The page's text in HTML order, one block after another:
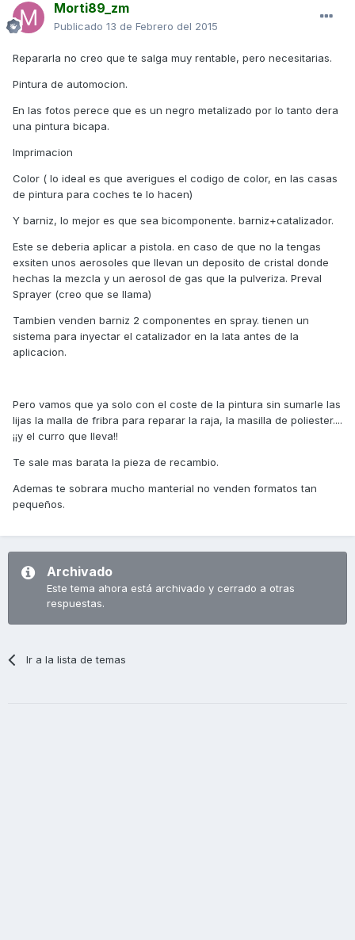
Morti89_zm
Publicado 13 de Febrero del 2015
Repararla no creo que te salga muy rentable, pero necesitarias.
Pintura de automocion.
En las fotos perece que es un negro metalizado por lo tanto dera
una pintura bicapa.
Imprimacion
Color ( lo ideal es que averigues el codigo de color, en las casas
de pintura para coches te lo hacen)
Y barniz, lo mejor es que sea bicomponente. barniz+catalizador.
Este se deberia aplicar a pistola. en caso de que no la tengas
exsiten unos aerosoles que llevan un deposito de cristal donde
hechas la mezcla y un aerosol de gas que la pulveriza. Preval
Sprayer (creo que se llama)
Tambien venden barniz 2 componentes en spray. tienen un
sistema para inyectar el catalizador en la lata antes de la
aplicacion.
Pero vamos que ya solo con el coste de la pintura sin sumarle las
lijas la malla de fribra para reparar la raja, la masilla de poliester....
¡¡y el curro que lleva!!
Te sale mas barata la pieza de recambio.
Ademas te sobrara mucho manterial no venden formatos tan
pequeños.
Archivado
Este tema ahora está archivado y cerrado a otras
respuestas.
Ir a la lista de temas